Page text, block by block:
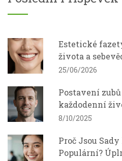
Estetické
života a
25/06/2026
Postavení
každodenní
8/10/2025
Proč Jsou
Populární?